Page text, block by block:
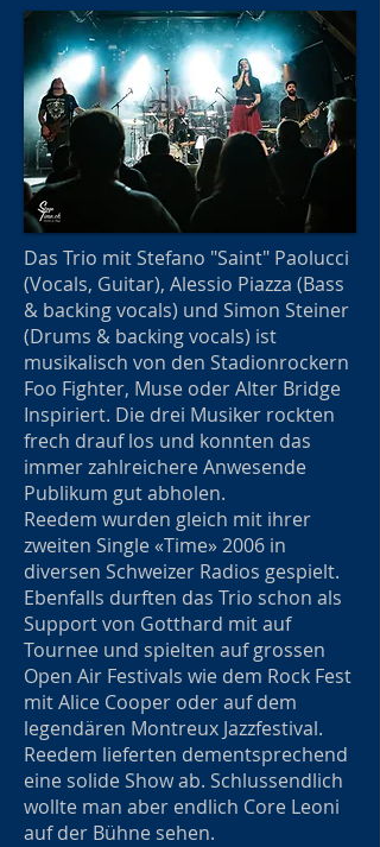
Das Trio mit Stefano "Saint" Paolucci
(Vocals, Guitar), Alessio Piazza (Bass
& backing vocals) und Simon Steiner
(Drums & backing vocals) ist
musikalisch von den Stadionrockern
Foo Fighter, Muse oder Alter Bridge
Inspiriert. Die drei Musiker rockten
frech drauf los und konnten das
immer zahlreichere Anwesende
Publikum gut abholen.
Reedem wurden gleich mit ihrer
zweiten Single «Time» 2006 in
diversen Schweizer Radios gespielt.
Ebenfalls durften das Trio schon als
Support von Gotthard mit auf
Tournee und spielten auf grossen
Open Air Festivals wie dem Rock Fest
mit Alice Cooper oder auf dem
legendären Montreux Jazzfestival.
Reedem lieferten dementsprechend
eine solide Show ab. Schlussendlich
wollte man aber endlich Core Leoni
auf der Bühne sehen.